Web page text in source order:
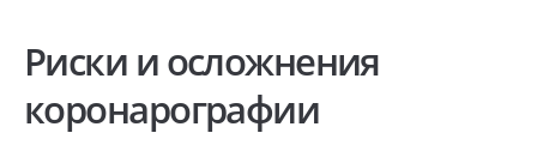
Риски и осложнения
коронарографии